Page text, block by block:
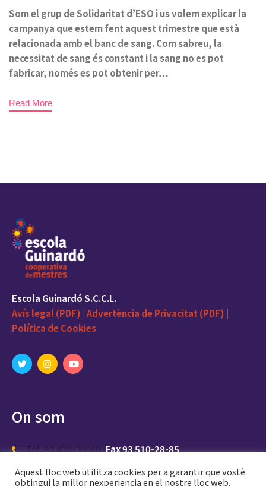
Som el grup de Solidaritat d’ESO i us volem explicar la
campanya que estem fent aquest trimestre que està
relacionada amb el banc de sang. Com sabreu, la
necessitat de sang és constant i la sang no es pot
fabricar, només es pot obtenir per…
Read More
Escola Guinardó S.C.C.L.
Avís legal (PDF) | Advertència de Privacitat (PDF) |
Política de Cookies
On som
Tel. 93 435-39-40 Fax 93 510-28-85
Administració info@escolaguinardo.cat
Aquest lloc web utilitza cookies per a garantir que vostè
obtingui la millor nexperiencia en el nostre lloc web.